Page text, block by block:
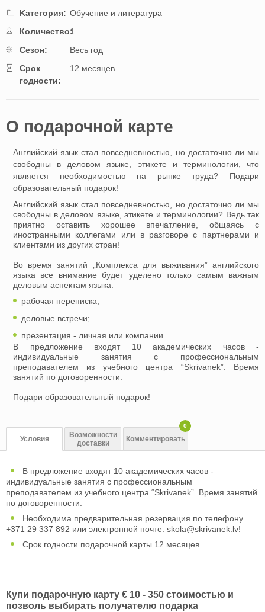
Kатегория: Обучение и литература
Количество:1
Cезон:
Весь год
Cрок
годности:
12 месяцев
O подарочной картe
Английский язык стал повседневностью, но достаточно ли мы
свободны в деловом языке, этикете и терминологии, что
является необходимостью на рынке труда? Подари
образовательный подарок!
Английский язык стал повседневностью, но достаточно ли мы
свободны в деловом языке, этикете и терминологии? Ведь так
приятно оставить хорошее впечатление, общаясь с
иностранными коллегами или в разговоре с партнерами и
клиентами из других стран!
Во время занятий „Комплекса для выживания” английского
языка все внимание будет уделено только самым важным
деловым аспектам языка.
рабочая переписка;
деловые встречи;
презентация - личная или компании.
В предложение входят 10 академических часов -
индивидуальные занятия с профессиональным
преподавателем из учебного центра “Skrivanek”. Время
занятий по договоренности.
Подари образовательный подарок!
Условия
Возможности
доставки
Комментировать
0
В предложение входят 10 академических часов -
индивидуальные занятия с профессиональным
преподавателем из учебного центра “Skrivanek”. Время занятий
по договоренности.
Необходима предварительная резервация по телефону
+371 29 337 892 или электронной почте: skola@skrivanek.lv!
Срок годности подарочной карты 12 месяцев.
Купи подарочную карту € 10 - 350 стоимостью и
позволь выбирать получателю подарка